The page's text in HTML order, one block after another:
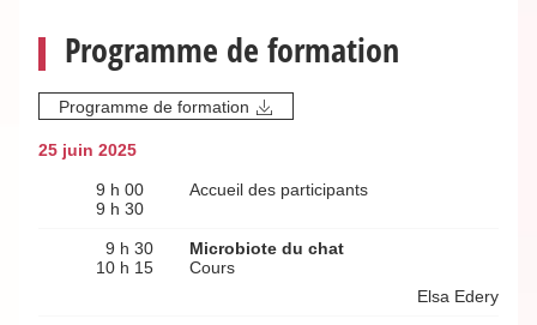
Programme de formation
Programme de formation
25 juin 2025
9 h 00
9 h 30
Accueil des participants
9 h 30
10 h 15
Microbiote du chat
Cours
Elsa Edery